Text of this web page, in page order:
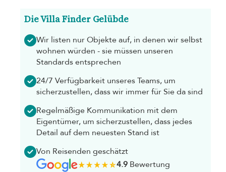
Die Villa Finder Gelübde
Wir listen nur Objekte auf, in denen wir selbst
wohnen würden - sie müssen unseren
Standards entsprechen
24/7 Verfügbarkeit unseres Teams, um
sicherzustellen, dass wir immer für Sie da sind
Regelmäßige Kommunikation mit dem
Eigentümer, um sicherzustellen, dass jedes
Detail auf dem neuesten Stand ist
Von Reisenden geschätzt
4.9Bewertung